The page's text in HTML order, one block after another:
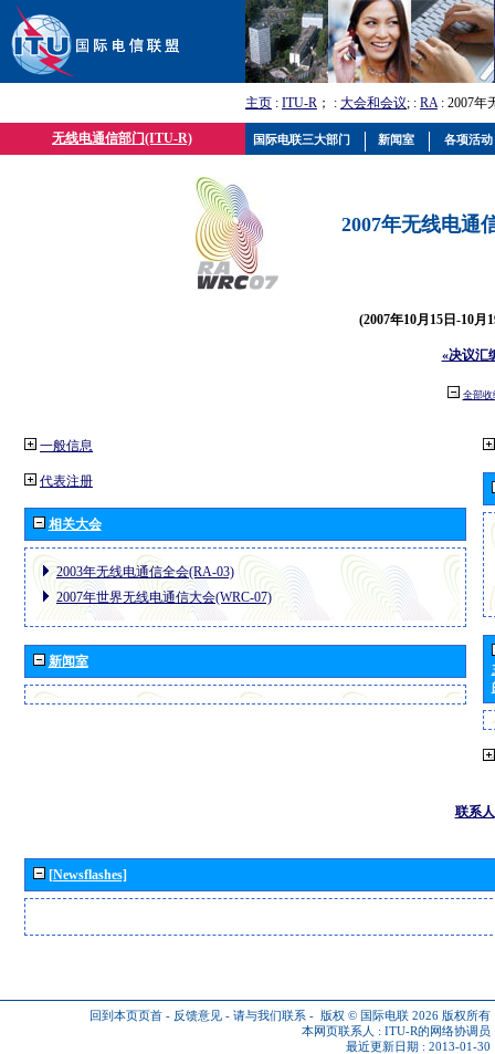
主页 : ITU-R ； : 大会和会议; : RA: 2007年
无线电通信部门(ITU-R)
2007年无线电通
(2007年10月15日-10月
«决议汇
全部收
一般信息
代表注册
相关大会
2003年无线电通信全会(RA-03)
2007年世界无线电通信大会(WRC-07)
新闻室
联系人
[Newsflashes]
回到本页页首 - 反馈意见 - 请与我们联系 - 版权 © 国际电联 2026 版权所有
本网页联系人 : ITU-R的网络协调员
最近更新日期 : 2013-01-30
国际电联三大部门 新闻室 各项活动